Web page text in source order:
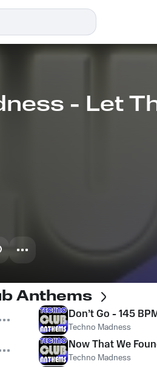
- Let
Anthems
Don’t Go - 145
Techno Madness
Now That We
Techno Madness